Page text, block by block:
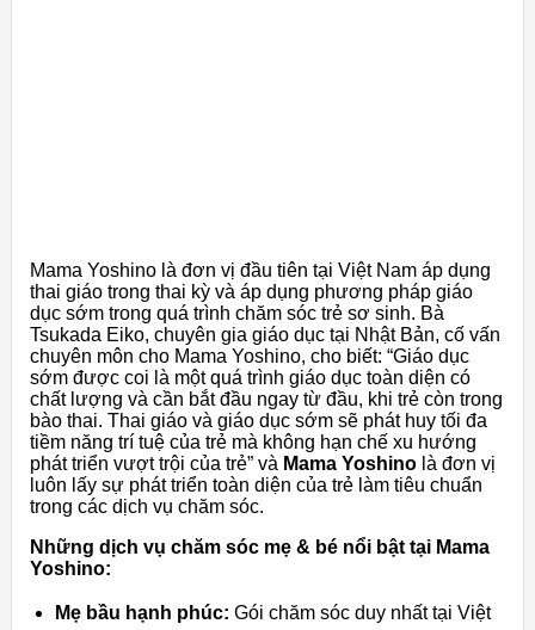
Mama Yoshino là đơn vị đầu tiên tại Việt Nam áp dụng
thai giáo trong thai kỳ và áp dụng phương pháp giáo
dục sớm trong quá trình chăm sóc trẻ sơ sinh. Bà
Tsukada Eiko, chuyên gia giáo dục tại Nhật Bản, cố vấn
chuyên môn cho Mama Yoshino, cho biết: “Giáo dục
sớm được coi là một quá trình giáo dục toàn diện có
chất lượng và cần bắt đầu ngay từ đầu, khi trẻ còn trong
bào thai. Thai giáo và giáo dục sớm sẽ phát huy tối đa
tiềm năng trí tuệ của trẻ mà không hạn chế xu hướng
phát triển vượt trội của trẻ” và Mama Yoshino là đơn vị
luôn lấy sự phát triển toàn diện của trẻ làm tiêu chuẩn
trong các dịch vụ chăm sóc.
Những dịch vụ chăm sóc mẹ & bé nổi bật tại Mama
Yoshino:
Mẹ bầu hạnh phúc: Gói chăm sóc duy nhất tại Việt